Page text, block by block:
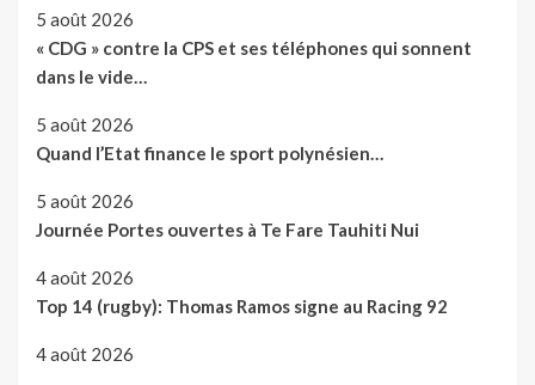
5 août 2026
« CDG » contre la CPS et ses téléphones qui sonnent
dans le vide…
5 août 2026
Quand l’Etat finance le sport polynésien…
5 août 2026
Journée Portes ouvertes à Te Fare Tauhiti Nui
4 août 2026
Top 14 (rugby): Thomas Ramos signe au Racing 92
4 août 2026